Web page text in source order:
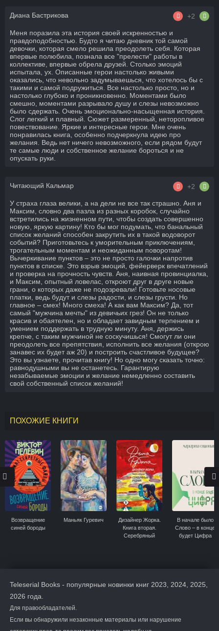
Диана Бастрикова +2
Меня поразила эта история своей искренностью и
правдоподобностью. Будто я читаю дневник той самой
девочки, которая смело решила преодолеть себя. Которая
впервые полюбила, познала все "прелести" работы в
коллективе, впервые обрела друзей. Столько эмоций
испытала, ух. Описанные герои настолько живыми
оказались, что невольно задумываешься, что хотелось бы с
такими и самой подружиться. Все настолько просто, но и
настолько глубоко и проникновенно. Моментами было
смешно, моментами разрывало душу и слезы невозможно
было сдержать. Очень эмоционально-насыщенная история.
Слог легкий и плавный. Сюжет размеренный, неторопливое
повествование. Яркие и интересные герои. Мне очень
понравилась книга, особенно подчеркнула идею про
желания. Ведь нет ничего невозможного, если рядом будут
те самые люди и собственное желание бороться и не
опускать руки.
Читающий Кальмар +2
У страха глаза велики, а на дели не все так страшно. Аня и
Максим, словно два пазла из разных коробок, случайно
встретились на жизненном пути, чтобы создать совершенно
новую, яркую картину! Кто бы мог подумать, что банальный
список желаний способен закрутить их в такой водоворот
событий? Приготовьтесь к уморительным приключениям,
трогательным моментам и неожиданным поворотам!
Вычеркивание пунктов – это не просто галочки напротив
пунктов в списке. Это взрыв эмоций, фейерверк впечатлений
и проверка на прочность чувств. Аня, наивная провинциалка,
и Максим, опытный ловелас, откроют друг в друге новые
грани, о которых даже не подозревали! Готовьте носовые
платки, ведь будут и слезы радости, и слезы грусти. Но
главное – смех! Много смеха! А как вам Максим? Да, тот
самый "мужчина мечты" из девичьих грез! Он не только
красив и обаятелен, но и обладает завидным терпением и
умением поддержать в трудную минуту. Аня, держись
крепче, с таким мужчиной не соскучишься! Смогут ли они
преодолеть все препятствия, исполнить все желания (открою
занавес их будет аж 20) и построить счастливое будущее?
Это вы узнаете, прочитав книгу! Но одно могу сказать точно:
равнодушными вы не останетесь. Гарантирую
незабываемые эмоции и желание немедленно составить
свой собственный список желаний!
ПОХОЖИЕ КНИГИ
Возвращение
синей бороды
Маньяк Гуревич
Дизайнер Жорка.
Книга вторая.
Серебряный
В начале было
Слово – в конце
будет Цифра
Teleserial Books - популярные новинки книг 2023, 2024, 2025,
2026 года.
Для правообладателей.
Если вы обнаружили незаконные материалы или нарушение